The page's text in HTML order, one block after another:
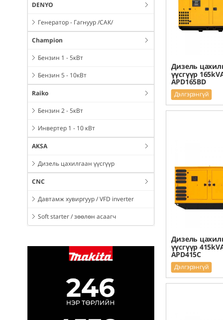
DENYO
Генератор - Гагнуур /САК/
Champion
Бензин 1 - 5кВт
Бензин 5 - 10кВт
Raiko
Бензин 2 - 5кВт
Инвертер 1 - 10 кВт
AKSA
Дизель цахилгаан үүсгүүр
CNC
Давтамж хувиргуур / VFD inverter
Soft starter / зөөлөн асаагч
Дизель
үүсгүүр
APD165BD
Дэлгэрэнгүй
Дизель
үүсгүүр
APD415C
Дэлгэрэнгүй